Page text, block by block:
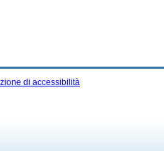
di accessibilità